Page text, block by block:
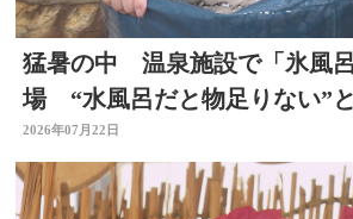
猛暑の中 温泉施設で「氷風
場 “水風呂だと物足りない”
ベルアップ 大分・日田市
2026年07月22日